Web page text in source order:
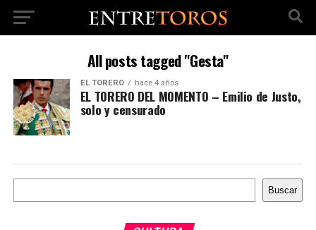
All posts tagged "Gesta"
EL TORERO hace 4 años
EL TORERO DEL MOMENTO – Emilio de Justo,
solo y censurado
Buscar
Buscar